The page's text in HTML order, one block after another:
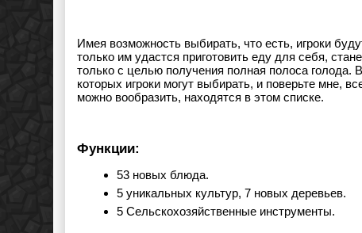
Имея возможность выбирать, что есть, игроки
только им удастся приготовить еду для себя,
только с целью получения полная полоса голода.
которых игроки могут выбирать, и поверьте мне,
можно вообразить, находятся в этом списке.
Функции:
53 новых блюда.
5 уникальных культур, 7 новых деревьев.
5 Сельскохозяйственные инструменты.